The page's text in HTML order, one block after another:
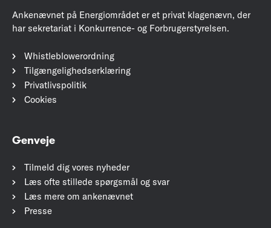
Ankenævnet på Energiområdet er et privat klagenævn, der
har sekretariat i Konkurrence- og Forbrugerstyrelsen.
Whistleblowerordning
Tilgængelighedserklæring
Privatlivspolitik
Cookies
Genveje
Tilmeld dig vores nyheder
Læs ofte stillede spørgsmål og svar
Læs mere om ankenævnet
Presse